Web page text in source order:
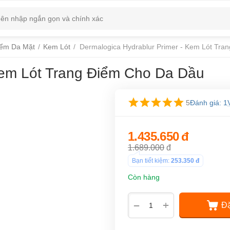
Da Mặt / Kem Lót / Dermalogica Hydrablur Primer - Kem Lót
Lót Trang Điểm Cho Da Dầu
5Đánh giá: 1
1.435.650đ
1.689.000 đ
Bạn tiết kiệm: 253.350 đ
Còn hàng
+
−